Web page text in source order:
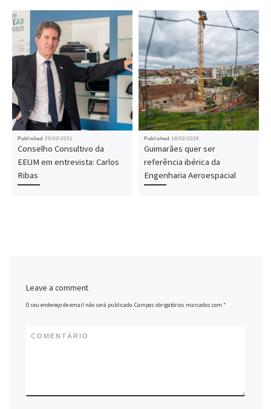
Published 25/02/2021
Conselho Consultivo da
EEUM em entrevista: Carlos
Ribas
Published 18/02/2026
Guimarães quer ser
referência ibérica da
Engenharia Aeroespacial
Leave a comment
O seu endereço de email não será publicado.Campos obrigatórios marcados com*
COMENTÁRIO